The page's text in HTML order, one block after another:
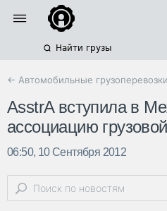
Найти грузы
← Автомобильные грузоперевозки
AsstrA вступила в
ассоциацию
06:50, 10 Сентября 2012